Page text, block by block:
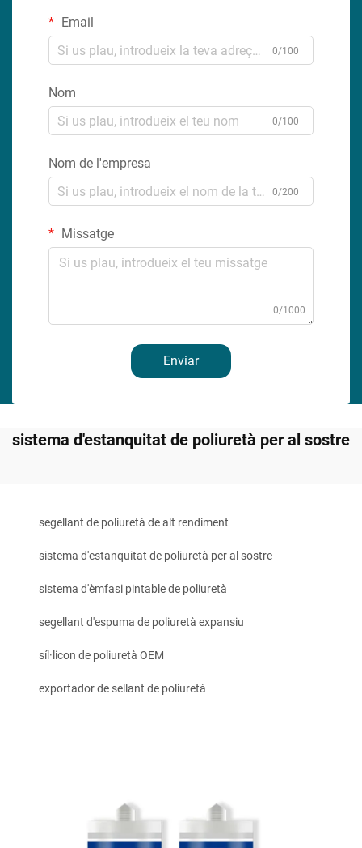
Email
0/100
Nom
0/100
Nom de l'empresa
0/200
Missatge
0/1000
Enviar
sistema d'estanquitat de poliuretà per al sostre
segellant de poliuretà de alt rendiment
sistema d'estanquitat de poliuretà per al sostre
sistema d'èmfasi pintable de poliuretà
segellant d'espuma de poliuretà expansiu
síl·licon de poliuretà OEM
exportador de sellant de poliuretà